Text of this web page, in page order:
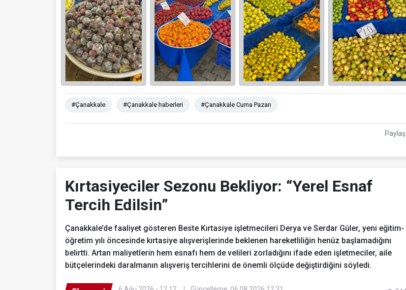
#Çanakkale #Çanakkale haberleri #Çanakkale Cuma Pazarı
Paylaş
Kırtasiyeciler Sezonu Bekliyor: “Yerel Esnaf
Tercih Edilsin”
Çanakkale’de faaliyet gösteren Beste Kırtasiye işletmecileri Derya ve Serdar Güler, yeni eğitim-
öğretim yılı öncesinde kırtasiye alışverişlerinde beklenen hareketliliğin henüz başlamadığını
belirtti. Artan maliyetlerin hem esnafı hem de velileri zorladığını ifade eden işletmeciler, aile
bütçelerindeki daralmanın alışveriş tercihlerini de önemli ölçüde değiştirdiğini söyledi.